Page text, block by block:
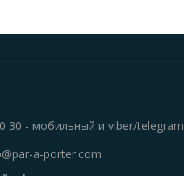
30 - мобильный и viber/telegram
a-porter.com